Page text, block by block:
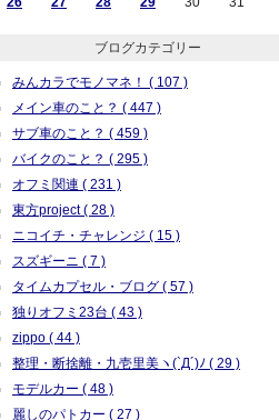
ブログカテゴリー
みんカラでモノマネ！ ( 107 )
メイン車のこと？ ( 447 )
サブ車のこと？ ( 459 )
バイクのこと？ ( 295 )
オフミ関連 ( 231 )
東方project ( 28 )
ニコイチ・チャレンジ ( 15 )
スズギーニ ( 7 )
タイムカプセル・ブログ ( 57 )
独りオフミ23台 ( 43 )
zippo ( 44 )
整理・断捨離・九壱里美ヽ(`Д´)ﾉ ( 29 )
モデルカー ( 48 )
麗しのパトカー ( 27 )